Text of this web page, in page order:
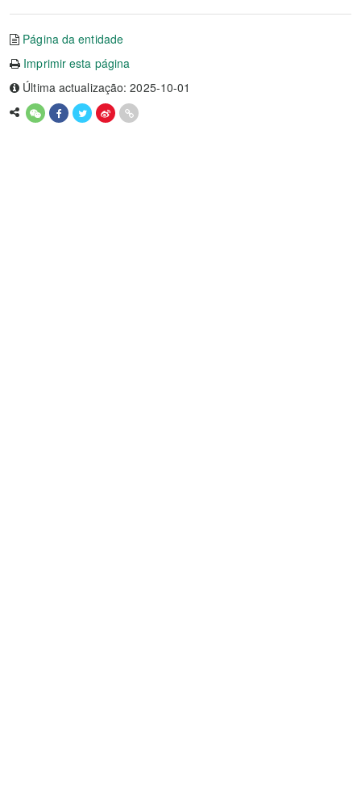
Página da entidade
Imprimir esta página
Última actualização: 2025-10-01